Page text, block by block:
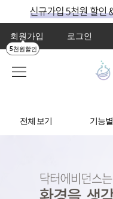
회원가입
5천원할인
로그인
전체 보기 기능별